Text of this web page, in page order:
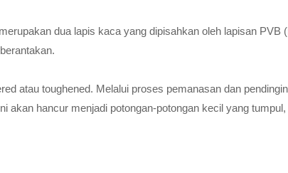
dua lapis kaca yang dipisahkan oleh lapisan
atau toughened. Melalui proses pemanasan dan
akan hancur menjadi potongan-potongan kecil yang